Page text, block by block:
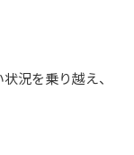
況を乗り越え、